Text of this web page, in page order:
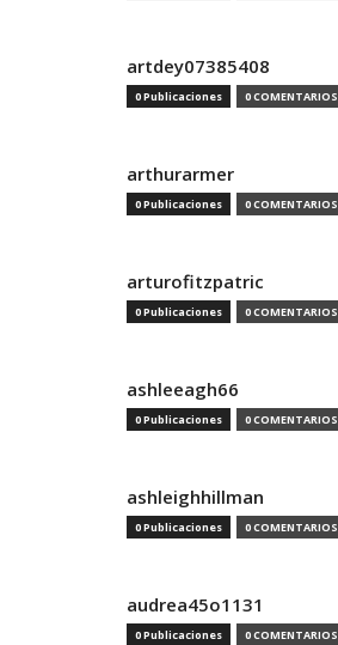
artdey07385408
0 Publicaciones 0 COMENTARIOS
arthurarmer
0 Publicaciones 0 COMENTARIOS
arturofitzpatric
0 Publicaciones 0 COMENTARIOS
ashleeagh66
0 Publicaciones 0 COMENTARIOS
ashleighhillman
0 Publicaciones 0 COMENTARIOS
audrea45o1131
0 Publicaciones 0 COMENTARIOS